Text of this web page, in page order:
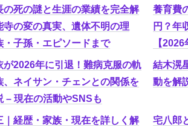
の死の謎と生涯の業績を完全解
寺の変の真実、遺体不明の理
・子孫・エピソードまで
養育費
円？年
【
が2026年に引退！難病克服の軌
、ネイサン・チェンとの関係を
– 現在の活動やSNSも
結木滉
動を解
｜経歴・家族・現在を詳しく解
宅八郎